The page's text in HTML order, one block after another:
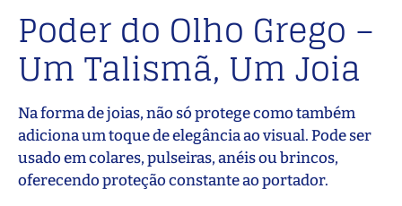
Poder do Olho Grego –
Um Talismã, Um Joia
Na forma de joias, não só protege como também
adiciona um toque de elegância ao visual. Pode ser
usado em colares, pulseiras, anéis ou brincos,
oferecendo proteção constante ao portador.